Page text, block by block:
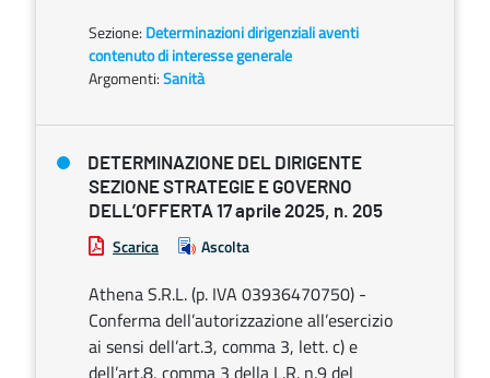
Sezione: Determinazioni dirigenziali aventi
contenuto di interesse generale
Argomenti:Sanità
DETERMINAZIONE DEL DIRIGENTE
SEZIONE STRATEGIE E GOVERNO
DELL’OFFERTA 17 aprile 2025, n. 205
Scarica Ascolta
Athena S.R.L. (p. IVA 03936470750) -
Conferma dell’autorizzazione all’esercizio
ai sensi dell’art.3, comma 3, lett. c) e
dell’art.8, comma 3 della L.R. n.9 del